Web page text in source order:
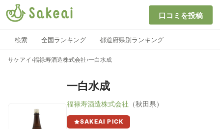
口コミを投稿
検索 全国ランキング 都道府県別ランキング
サケアイ ›福禄寿酒造株式会社›一白水成
一白水成
福禄寿酒造株式会社 （秋田県）
SAKEAI PICK